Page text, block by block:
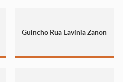
Guincho Rua Lavínia Zanon